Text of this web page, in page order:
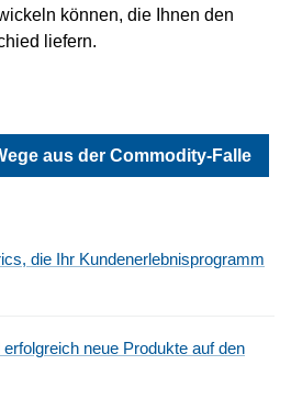
können, die Ihnen den
liefern.
aus der Commodity-Falle
die Ihr Kundenerlebnisprogramm
neue Produkte auf den